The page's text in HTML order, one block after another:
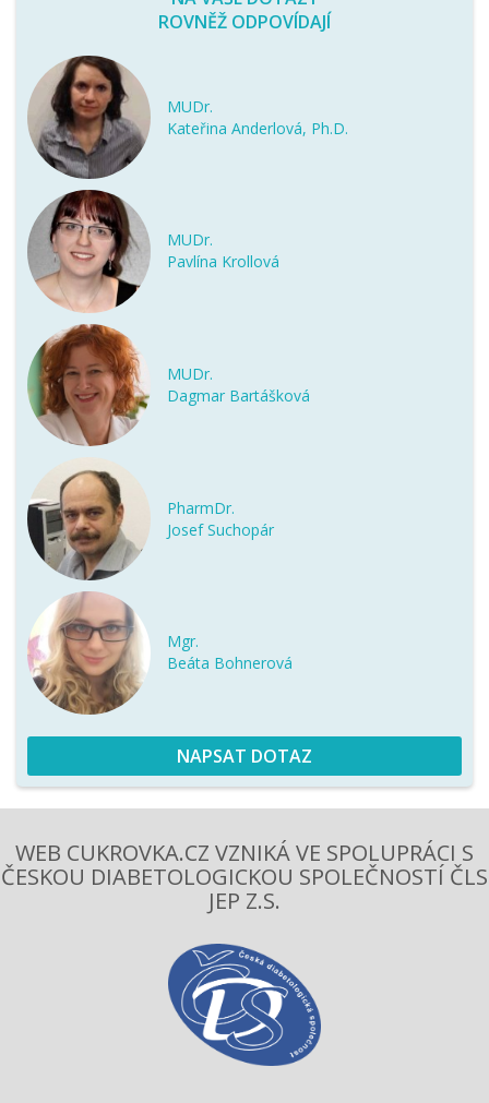
ROVNĚŽ ODPOVÍDAJÍ
MUDr.
Kateřina Anderlová, Ph.D.
MUDr.
Pavlína Krollová
MUDr.
Dagmar Bartášková
PharmDr.
Josef Suchopár
Mgr.
Beáta Bohnerová
NAPSAT DOTAZ
WEB CUKROVKA.CZ VZNIKÁ VE SPOLUPRÁCI S
ČESKOU DIABETOLOGICKOU SPOLEČNOSTÍ ČLS
JEP Z.S.